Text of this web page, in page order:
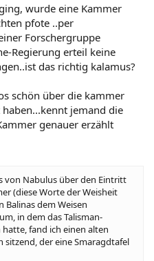
wurde eine Kammer
pfote ..per
Forschergruppe
Regierung erteil keine
das richtig kalamus?
schön über die kammer
jemand die
genauer erzählt
von Nabulus über den Eintritt
(diese Worte der Weisheit
Balinas dem Weisen
in dem das Talisman-
fand ich einen alten
der eine Smaragdtafel